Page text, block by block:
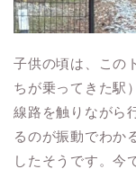
子供の頃は、この
ちが乗ってきた駅
線路を触りながら
るのが振動でわか
したそうです。今